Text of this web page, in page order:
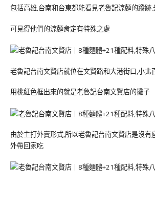
包括高雄,台南和台東都能看見老魯記涼麵的蹤跡
可見得他們的涼麵肯定有特殊之處
老魯記台南文賢店就位在文賢路和大港街口,小北
用桃紅色框出來的就是老魯記台南文賢店的攤子
由於主打外賣形式,所以老魯記台南文賢店是沒有
外帶回家吃